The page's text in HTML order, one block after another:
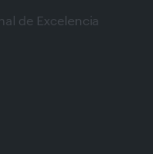
de Excelencia